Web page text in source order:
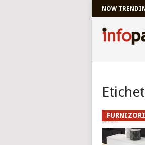
NOW
FURNIZORI